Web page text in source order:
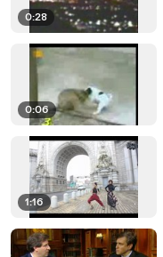
0:28
0:06
1:16